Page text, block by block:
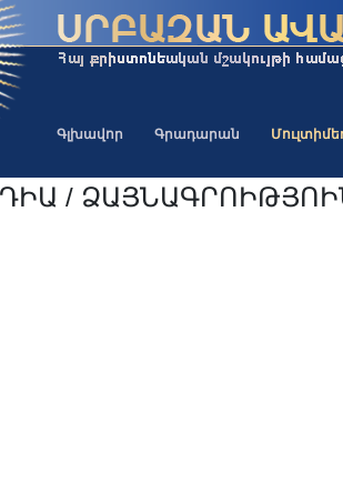
Գլխավոր Գրադարան
/